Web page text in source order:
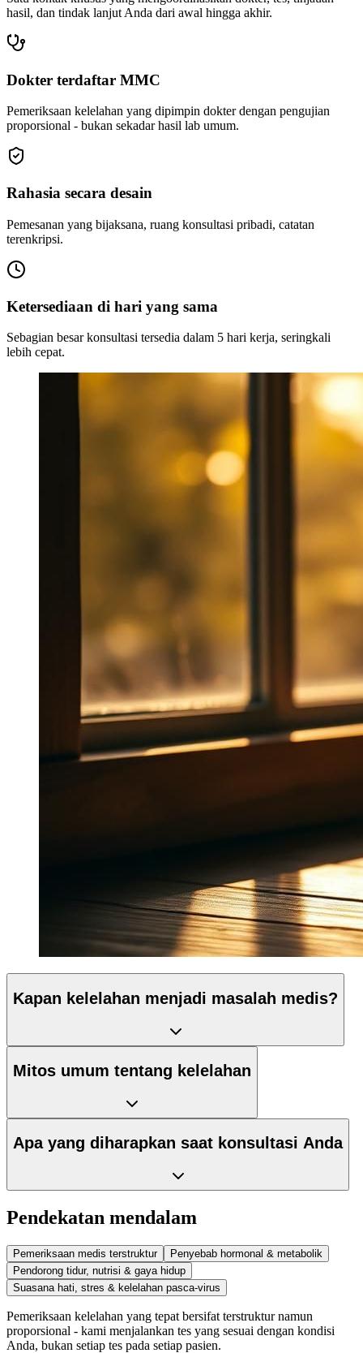
hasil, dan tindak lanjut Anda dari awal hingga akhir.
Dokter terdaftar MMC
Pemeriksaan kelelahan yang dipimpin dokter dengan pengujian
proporsional - bukan sekadar hasil lab umum.
Rahasia secara desain
Pemesanan yang bijaksana, ruang konsultasi pribadi, catatan
terenkripsi.
Ketersediaan di hari yang sama
Sebagian besar konsultasi tersedia dalam 5 hari kerja, seringkali
lebih cepat.
Kapan kelelahan menjadi masalah medis?
Mitos umum tentang kelelahan
Apa yang diharapkan saat konsultasi Anda
Pendekatan mendalam
Pemeriksaan medis terstruktur
Penyebab hormonal & metabolik
Pendorong tidur, nutrisi & gaya hidup
Suasana hati, stres & kelelahan pasca-virus
Pemeriksaan kelelahan yang tepat bersifat terstruktur namun
proporsional - kami menjalankan tes yang sesuai dengan kondisi
Anda, bukan setiap tes pada setiap pasien.